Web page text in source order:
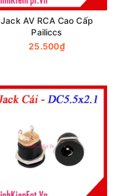
Jack AV RCA Cao Cấp
Pailiccs
25.500₫